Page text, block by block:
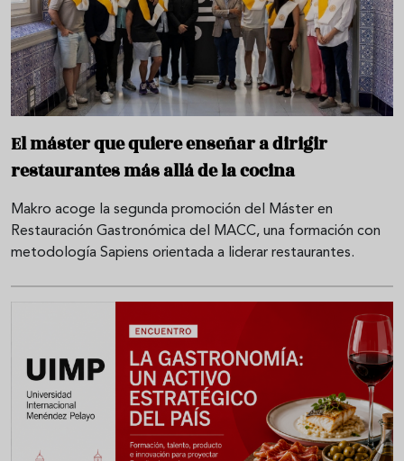
El máster que quiere enseñar a dirigir
restaurantes más allá de la cocina
Makro acoge la segunda promoción del Máster en
Restauración Gastronómica del MACC, una formación con
metodología Sapiens orientada a liderar restaurantes.